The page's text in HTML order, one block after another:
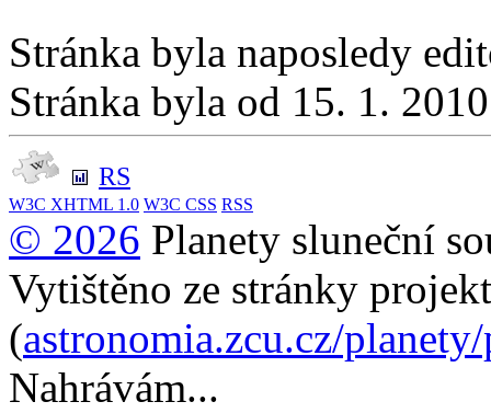
Stránka byla naposledy
Stránka byla od 15. 1.
RS
W3C XHTML 1.0 W3C CSS RSS
© 2026 Planety sluneční
Vytištěno ze stránky
(astronomia.zcu.cz/
Nahrávám...